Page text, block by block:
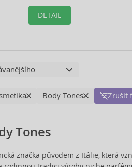
DETAIL
Body Tones Zrušit
Tones
značka původem z Itálie, která